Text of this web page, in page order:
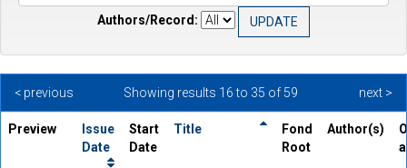
Authors/Record:
Showing results 16 to 35 of 59
< previous next >
Preview
Issue
Date
Start
Date
Title
Fond
Root
Author(s)